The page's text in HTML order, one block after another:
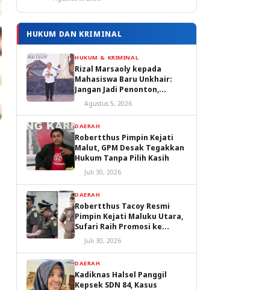
HUKUM DAN KRIMINAL
HUKUM & KRIMINAL
Rizal Marsaoly kepada
Mahasiswa Baru Unkhair:
Jangan Jadi Penonton,
Jadilah Penggerak Masa
Depan Ternate dan Maluku
Agustus 5, 2026
DAERAH
Robertthus Pimpin Kejati
Malut, GPM Desak Tegakkan
Hukum Tanpa Pilih Kasih
Juli 30, 2026
DAERAH
Robertthus Tacoy Resmi
Pimpin Kejati Maluku Utara,
Sufari Raih Promosi ke
Kejaksaan Agung
Juli 30, 2026
DAERAH
Kadiknas Halsel Panggil
Kepsek SDN 84, Kasus